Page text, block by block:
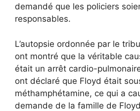
demandé que les policiers
responsables.
L’autopsie ordonnée par le
ont montré que la véritable
était un arrêt cardio-
ont déclaré que Floyd était
méthamphétamine, ce qui a
demande de la famille de